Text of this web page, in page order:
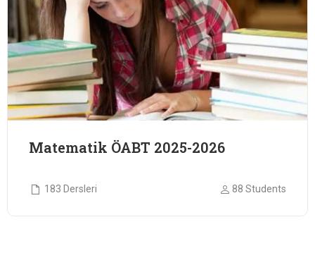
Matematik ÖABT 2025-2026
183 Dersleri 88 Students